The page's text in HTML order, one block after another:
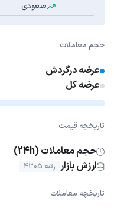
صعودی
حجم معاملات
عرضه درگردش
عرضه کل
تاریخچه قیمت
حجم معاملات (24h)
ارزش بازار رتبه 4305
تاریخچه معاملات